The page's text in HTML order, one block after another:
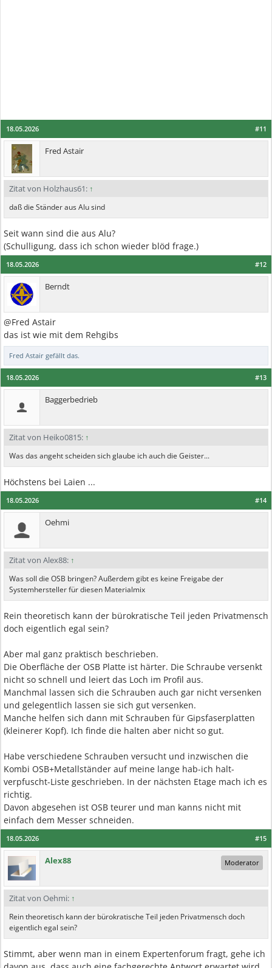
#11
18.05.2026
Fred Astair
Zitat von Holzhaus61: ↑
daß die Ständer aus Alu sind
Seit wann sind die aus Alu?
(Schulligung, dass ich schon wieder blöd frage.)
#12
18.05.2026
Berndt
@Fred Astair
das ist wie mit dem Rehgibs
Fred Astair gefällt das.
#13
18.05.2026
Baggerbedrieb
Zitat von Heiko0815: ↑
Was das angeht scheiden sich glaube ich auch die Geister...
Höchstens bei Laien ...
#14
18.05.2026
Oehmi
Zitat von Alex88: ↑
Was soll die OSB bringen? Außerdem gibt es keine Freigabe der
Systemhersteller für diesen Materialmix
Rein theoretisch kann der bürokratische Teil jeden Privatmensch
doch eigentlich egal sein?
Aber mal ganz praktisch beschrieben.
Die Oberfläche der OSB Platte ist härter. Die Schraube versenkt
nicht so schnell und leiert das Loch im Profil aus.
Manchmal lassen sich die Schrauben auch gar nicht versenken
und gelegentlich lassen sie sich gut versenken.
Manche helfen sich dann mit Schrauben für Gipsfaserplatten
(kleinerer Kopf). Ich finde die halten aber nicht so gut.
Habe verschiedene Schrauben versucht und inzwischen die
Kombi OSB+Metallständer auf meine lange hab-ich halt-
verpfuscht-Liste geschrieben. In der nächsten Etage mach ich es
richtig.
Davon abgesehen ist OSB teurer und man kanns nicht mit
einfach dem Messer schneiden.
#15
18.05.2026
Alex88 Moderator
Zitat von Oehmi: ↑
Rein theoretisch kann der bürokratische Teil jeden Privatmensch doch
eigentlich egal sein?
Stimmt, aber wenn man in einem Expertenforum fragt, gehe ich